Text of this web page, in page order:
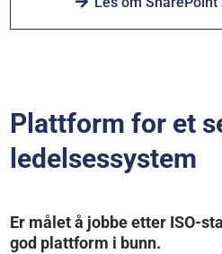
Plattform for et
ledelsessystem
Er målet å jobbe etter ISO-
god plattform i bunn.